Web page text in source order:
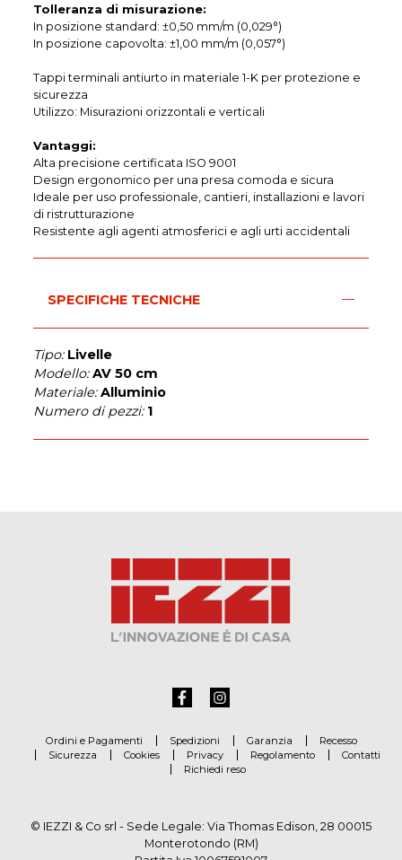
Tolleranza di misurazione:
In posizione standard: ±0,50 mm/m (0,029°)
In posizione capovolta: ±1,00 mm/m (0,057°)
Tappi terminali antiurto in materiale 1-K per protezione e
sicurezza
Utilizzo: Misurazioni orizzontali e verticali
Vantaggi:
Alta precisione certificata ISO 9001
Design ergonomico per una presa comoda e sicura
Ideale per uso professionale, cantieri, installazioni e lavori
di ristrutturazione
Resistente agli agenti atmosferici e agli urti accidentali
SPECIFICHE TECNICHE
Tipo: Livelle
Modello: AV 50 cm
Materiale: Alluminio
Numero di pezzi: 1
Ordini e Pagamenti Spedizioni Garanzia
Recesso
Sicurezza
Cookies Privacy Regolamento
Contatti
Richiedi reso
© IEZZI & Co srl - Sede Legale: Via Thomas Edison, 28 00015
Monterotondo (RM)